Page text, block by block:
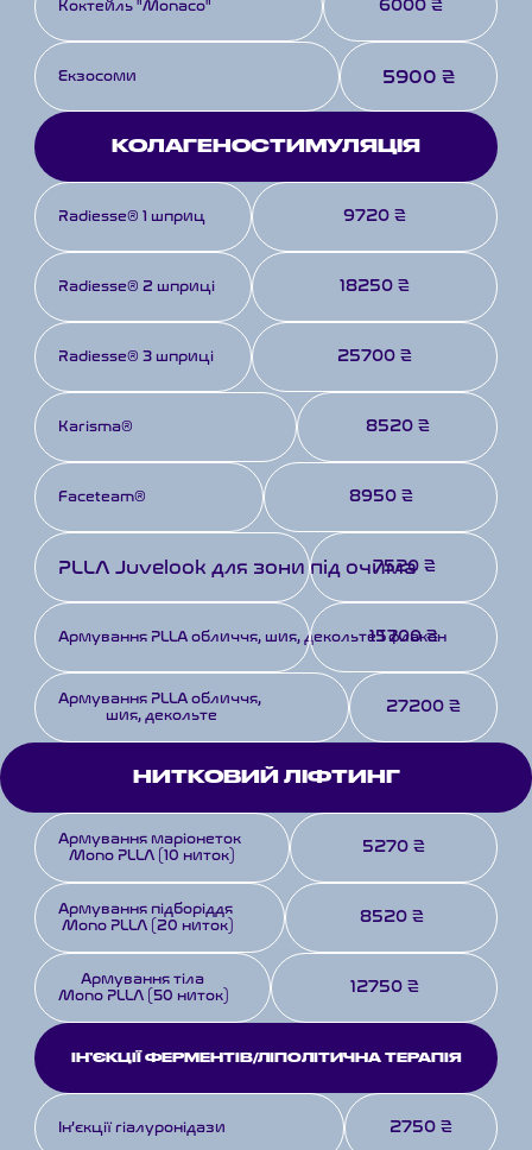
Коктейль "Monaco" 6000 ₴
Екзосоми 5900 ₴
КОЛАГЕНОСТИМУЛЯЦІЯ
Radiesse® 1 шприц 9720 ₴
Radiesse® 2 шприці 18250 ₴
Radiesse® 3 шприці 25700 ₴
Karisma® 8520 ₴
Faceteam® 8950 ₴
PLLA Juvelook для зони під очима
7520 ₴
Армування PLLА обличчя, шия, декольте 1 флакон
15700 ₴
Армування PLLА обличчя,
шия, декольте
27200 ₴
НИТКОВИЙ ЛІФТИНГ
Армування маріонеток
Mono PLLA (10 ниток)
5270 ₴
Армування підборіддя
Mono PLLA (20 ниток)
8520 ₴
Армування тіла
Mono PLLA (50 ниток)
12750 ₴
ІН’ЄКЦІЇ ФЕРМЕНТІВ/ЛІПОЛІТИЧНА ТЕРАПІЯ
Ін’єкції гіалуронідази 2750 ₴